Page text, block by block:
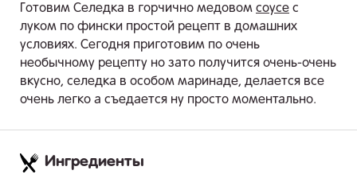
Готовим Селедка в горчично медовом соусе с
луком по фински простой рецепт в домашних
условиях. Сегодня приготовим по очень
необычному рецепту но зато получится очень-очень
вкусно, селедка в особом маринаде, делается все
очень легко а съедается ну просто моментально.
Ингредиенты